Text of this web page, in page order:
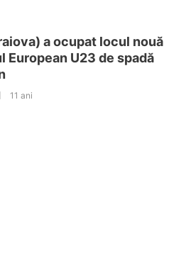
a ocupat locul nouă
European U23 de spadă
11 ani